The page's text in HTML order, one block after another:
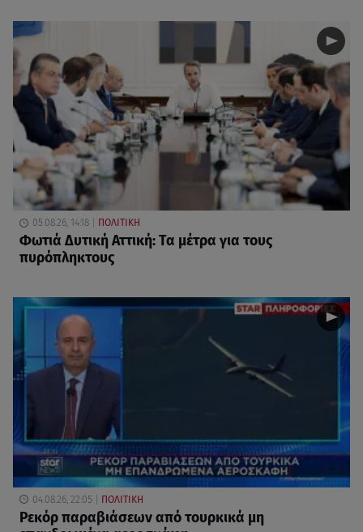
05.08.26, 14:18 ΠΟΛΙΤΙΚΗ
Φωτιά Δυτική Αττική: Τα μέτρα για τους
πυρόπληκτους
04.08.26, 22:05 ΠΟΛΙΤΙΚΗ
Ρεκόρ παραβιάσεων από τουρκικά μη